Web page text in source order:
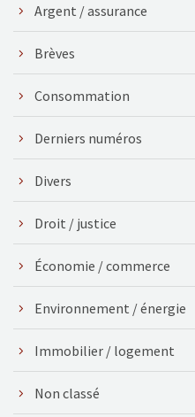
Argent / assurance
Brèves
Consommation
Derniers numéros
Divers
Droit / justice
Économie / commerce
Environnement / énergie
Immobilier / logement
Non classé